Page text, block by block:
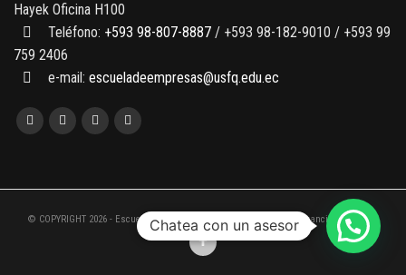
Hayek Oficina H100
Teléfono: +593 98-807-8887 / +593 98-182-9010 / +593 99
759 2406
e-mail: escueladeempresas@usfq.edu.ec
© COPYRIGHT 2026 - Escuela de Empresas de la Universidad San Francisco de Quito
Chatea con un asesor